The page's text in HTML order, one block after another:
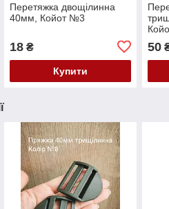
Перетяжка двощілинна
40мм, Койот №3
18₴
Купити
50